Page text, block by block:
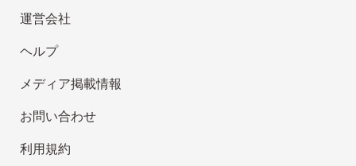
運営会社
ヘルプ
メディア掲載情報
お問い合わせ
利用規約